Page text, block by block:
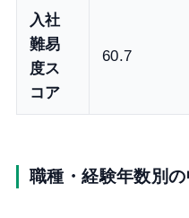
入社
難易
度ス
コア
60.7
職種・経験年数別